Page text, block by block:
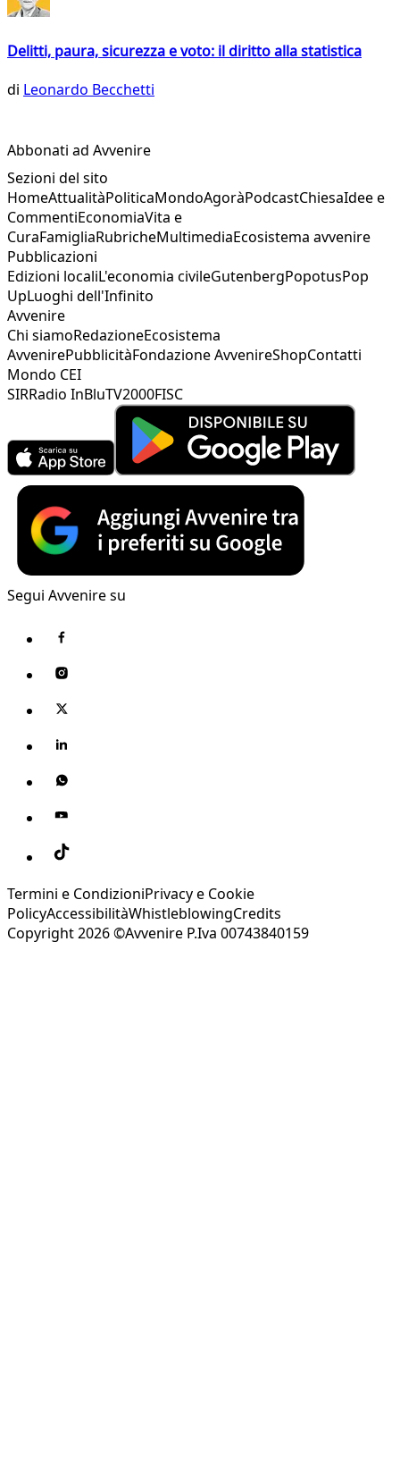
Delitti, paura, sicurezza e voto: il diritto alla statistica
di Leonardo Becchetti
Abbonati ad Avvenire
Sezioni del sito
HomeAttualitàPoliticaMondoAgoràPodcastChiesaIdee e
CommentiEconomiaVita e
CuraFamigliaRubricheMultimediaEcosistema avvenire
Pubblicazioni
Edizioni localiL'economia civileGutenbergPopotusPop
UpLuoghi dell'Infinito
Avvenire
Chi siamoRedazioneEcosistema
AvvenirePubblicitàFondazione AvvenireShopContatti
Mondo CEI
SIRRadio InBluTV2000FISC
Segui Avvenire su
Termini e CondizioniPrivacy e Cookie
PolicyAccessibilitàWhistleblowingCredits
Copyright 2026 ©Avvenire P.Iva 00743840159